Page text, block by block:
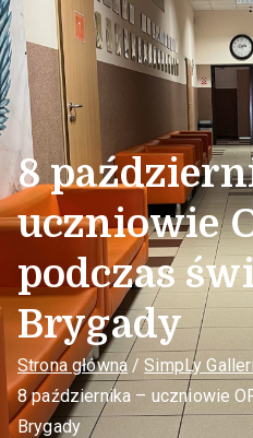
8
uczniowie
podczas
Brygady
Strona główna
SimpLy
8 października – uczniowie
Brygady